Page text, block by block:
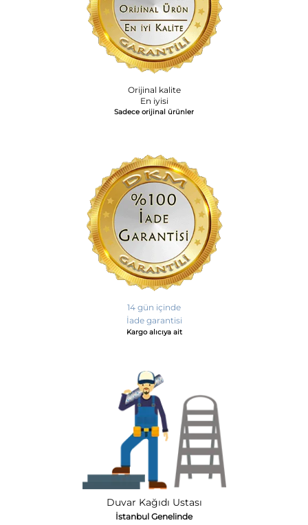
Orijinal kalite
En iyisi
Sadece orijinal ürünler
14 gün içinde
İade garantisi
Kargo alıcıya ait
Duvar Kağıdı Ustası
İstanbul Genelinde